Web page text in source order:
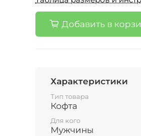
Добавить в
Характеристики
Тип товара
Кофта
Для кого
Мужчины